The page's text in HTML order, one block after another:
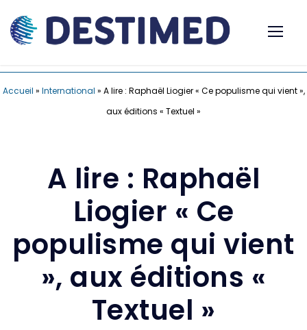
Accueil » International » A lire : Raphaël Liogier « Ce populisme qui vient »,
aux éditions « Textuel »
A lire : Raphaël
Liogier « Ce
populisme qui vient
», aux éditions «
Textuel »